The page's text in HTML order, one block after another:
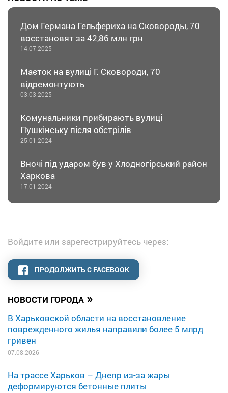
НОВОСТИ ГОРОДА »
В Харьковской области на восстановление
поврежденного жилья направили более 5 млрд
гривен
07.08.2026
На трассе Харьков – Днепр из-за жары
деформируются бетонные плиты
Дом Германа Гельфериха на Сковороды, 70
восстановят за 42,86 млн грн
14.07.2025
Маєток на вулиці Г. Сковороди, 70
відремонтують
03.03.2025
Комунальники прибирають вулиці
Пушкінську після обстрілів
25.01.2024
Вночі під ударом був у Хлодногірський район
Харкова
17.01.2024
Войдите или зарегестрируйтесь через:
ПРОДОЛЖИТЬ С FACEBOOK